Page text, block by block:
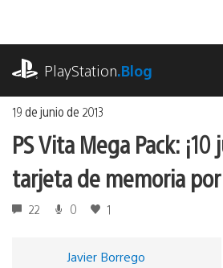
contenido
PlayStation.Blog
19 de junio de 2013
PS Vita Mega Pack:
tarjeta de memoria
22 0 1
Javier Borrego